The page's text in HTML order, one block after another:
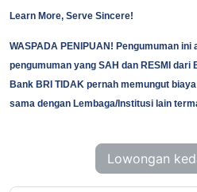
Learn More, Serve Sincere!
WASPADA PENIPUAN! Pengumuman ini
pengumuman yang SAH dan RESMI dari
Bank BRI TIDAK pernah memungut
sama dengan Lembaga/Institusi lain
Lowongan